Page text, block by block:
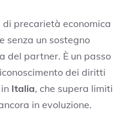
precarietà economica
senza un sostegno
del partner. È un passo
dei diritti
Italia, che supera limiti
in evoluzione.